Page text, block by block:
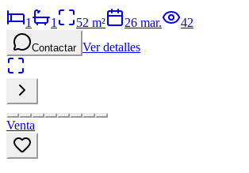
1 1 52 m² 26 mar. 42
Contactar Ver detalles
Venta